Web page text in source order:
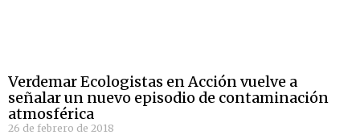
Verdemar Ecologistas en Acción vuelve a
señalar un nuevo episodio de contaminación
atmosférica
26 de febrero de 2018